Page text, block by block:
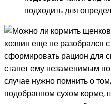
подходить для
хозяин еще не разобрался
сформировать рацион для
станет ему незаменимым
случае нужно помнить о
подобранном сухом корме,